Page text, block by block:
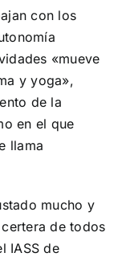
con los
«mueve
y yoga»,
de la
en el que
llama
mucho y
de todos
IASS de